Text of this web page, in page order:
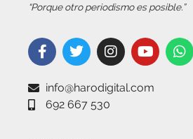
“Porque otro periodismo es posible.”
info@harodigital.com
692 667 530